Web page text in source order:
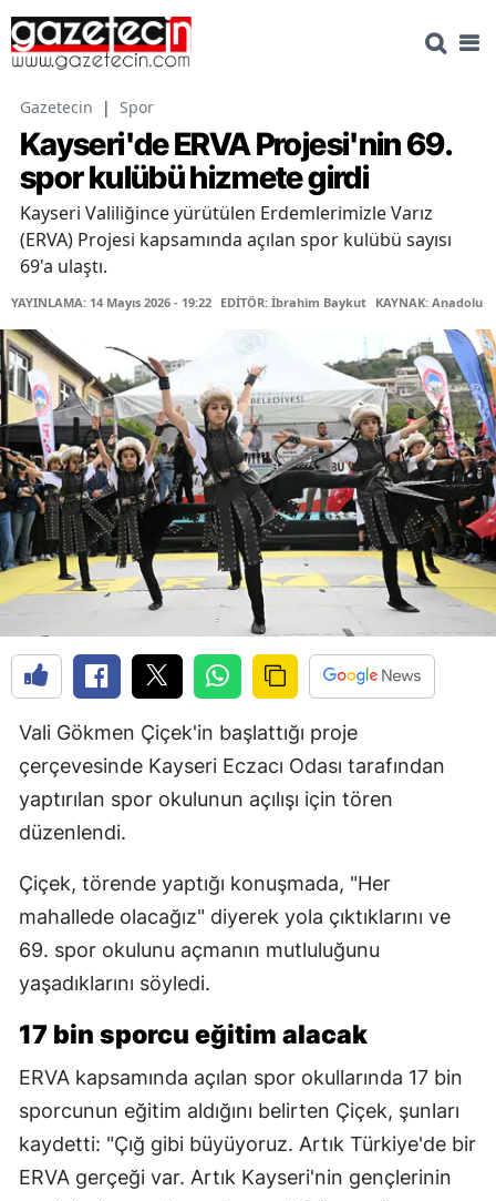
Gazetecin | Spor
Kayseri'de ERVA Projesi'nin 69.
spor kulübü hizmete girdi
Kayseri Valiliğince yürütülen Erdemlerimizle Varız
(ERVA) Projesi kapsamında açılan spor kulübü sayısı
69'a ulaştı.
YAYINLAMA: 14 Mayıs 2026 - 19:22 EDİTÖR: İbrahim Baykut KAYNAK: Anadolu
Vali Gökmen Çiçek'in başlattığı proje
çerçevesinde Kayseri Eczacı Odası tarafından
yaptırılan spor okulunun açılışı için tören
düzenlendi.
Çiçek, törende yaptığı konuşmada, "Her
mahallede olacağız" diyerek yola çıktıklarını ve
69. spor okulunu açmanın mutluluğunu
yaşadıklarını söyledi.
17 bin sporcu eğitim alacak
ERVA kapsamında açılan spor okullarında 17 bin
sporcunun eğitim aldığını belirten Çiçek, şunları
kaydetti: "Çığ gibi büyüyoruz. Artık Türkiye'de bir
ERVA gerçeği var. Artık Kayseri'nin gençlerinin